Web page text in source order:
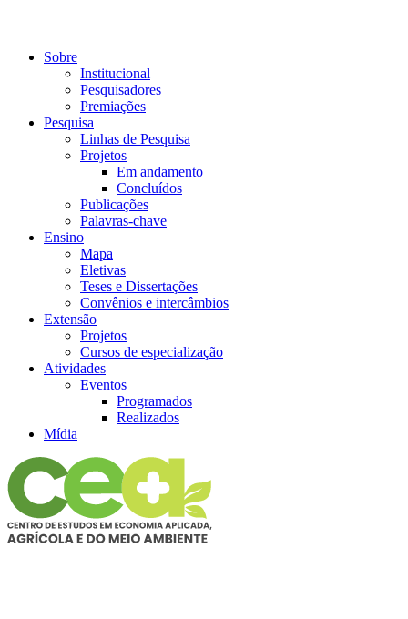
Sobre
Institucional
Pesquisadores
Premiações
Pesquisa
Linhas de Pesquisa
Projetos
Em andamento
Concluídos
Publicações
Palavras-chave
Ensino
Mapa
Eletivas
Teses e Dissertações
Convênios e intercâmbios
Extensão
Projetos
Cursos de especialização
Atividades
Eventos
Programados
Realizados
Mídia